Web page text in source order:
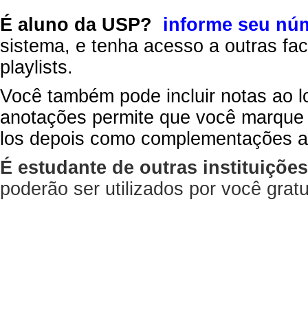
É aluno da USP?
informe seu
sistema, e tenha acesso a outras
playlists.
Você também pode incluir notas ao
anotações permite que você
los depois como complementações
É estudante de outras
poderão ser utilizados por você